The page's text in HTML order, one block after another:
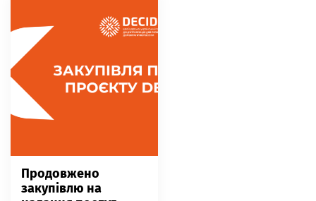
Продовжено
закупівлю на